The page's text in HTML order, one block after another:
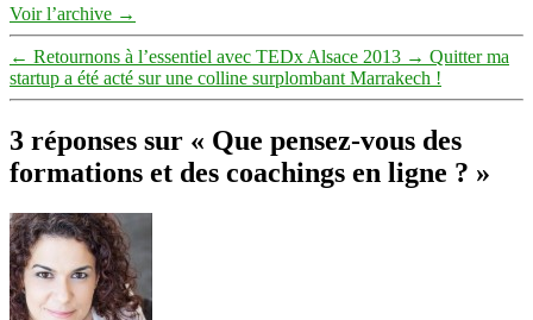
Voir l’archive →
← Retournons à l’essentiel avec TEDx Alsace 2013 → Quitter ma
startup a été acté sur une colline surplombant Marrakech !
3 réponses sur « Que pensez-vous des
formations et des coachings en ligne ? »